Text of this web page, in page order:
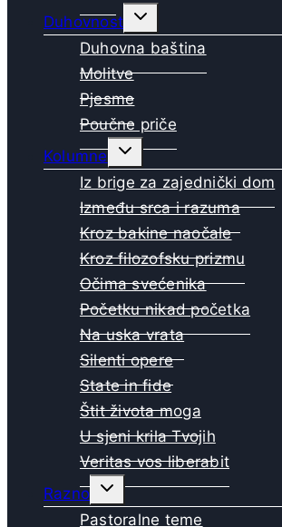
Duhovnost
Toggle
child
menu
Duhovna baština
Molitve
Pjesme
Poučne priče
Kolumne
Toggle
child
menu
Iz brige za zajednički dom
Između srca i razuma
Kroz bakine naočale
Kroz filozofsku prizmu
Očima svećenika
Početku nikad početka
Na uska vrata
Silenti opere
State in fide
Štit života moga
U sjeni krila Tvojih
Veritas vos liberabit
Razno
Toggle
child
menu
Pastoralne teme